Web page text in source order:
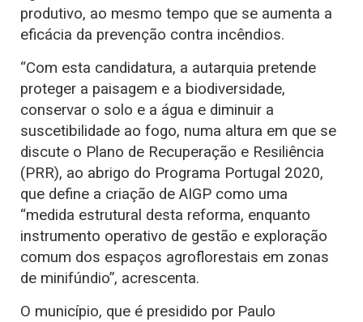
produtivo, ao mesmo tempo que se aumenta a
eficácia da prevenção contra incêndios.
“Com esta candidatura, a autarquia pretende
proteger a paisagem e a biodiversidade,
conservar o solo e a água e diminuir a
suscetibilidade ao fogo, numa altura em que se
discute o Plano de Recuperação e Resiliência
(PRR), ao abrigo do Programa Portugal 2020,
que define a criação de AIGP como uma
“medida estrutural desta reforma, enquanto
instrumento operativo de gestão e exploração
comum dos espaços agroflorestais em zonas
de minifúndio”, acrescenta.
O município, que é presidido por Paulo